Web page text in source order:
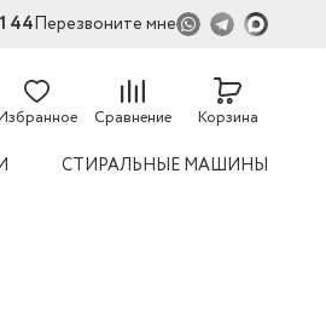
44Перезвоните мне
Сравнение
54
Корзина
СТИРАЛЬНЫЕ МАШИНЫ